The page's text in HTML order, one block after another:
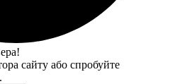
сайту або спробуйте